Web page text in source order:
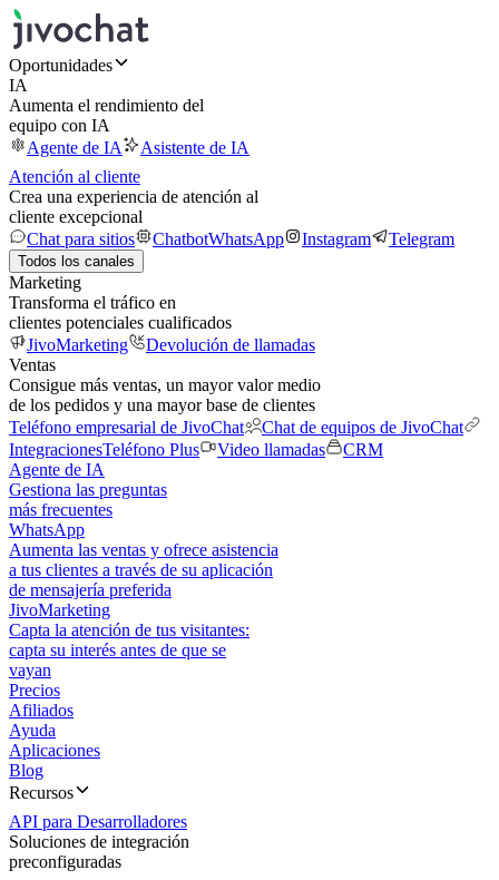
Oportunidades
IA
Aumenta el rendimiento del
equipo con IA
Agente de IA
Asistente de IA
Atención al cliente
Crea una experiencia de atención al
cliente excepcional
Chat para sitios
ChatbotWhatsApp Instagram Telegram
Todos los canales
Marketing
Transforma el tráfico en
clientes potenciales cualificados
JivoMarketing
Devolución de llamadas
Ventas
Consigue más ventas, un mayor valor medio
de los pedidos y una mayor base de clientes
Teléfono empresarial de JivoChat
Chat de equipos de JivoChat
IntegracionesTeléfono Plus Video llamadas
CRM
Agente de IA
Gestiona las preguntas
más frecuentes
WhatsApp
Aumenta las ventas y ofrece asistencia
a tus clientes a través de su aplicación
de mensajería preferida
JivoMarketing
Capta la atención de tus visitantes:
capta su interés antes de que se
vayan
Precios
Afiliados
Ayuda
Aplicaciones
Blog
Recursos
API para Desarrolladores
Soluciones de integración
preconfiguradas